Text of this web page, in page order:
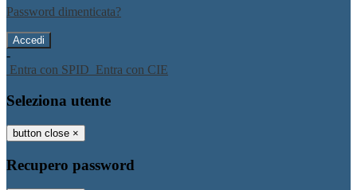
Password dimenticata?
-
Entra con SPID Entra con CIE
Seleziona utente
button close ×
Recupero password